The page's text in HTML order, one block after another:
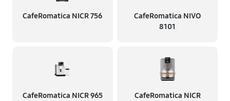
CafeRomatica NICR 756
CafeRomatica NIVO
8101
CafeRomatica NICR 965
CafeRomatica NICR